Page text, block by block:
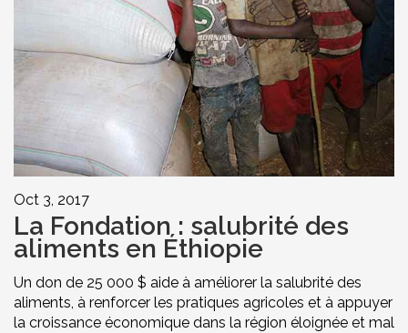
Oct 3, 2017
La Fondation : salubrité des
aliments en Éthiopie
Un don de 25 000 $ aide à améliorer la salubrité des
aliments, à renforcer les pratiques agricoles et à appuyer
la croissance économique dans la région éloignée et mal